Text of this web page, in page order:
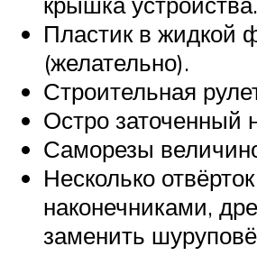
Пластик в жидкой
(желательно).
Строительная
Остро заточенный
Саморезы
Несколько
наконечниками,
заменить